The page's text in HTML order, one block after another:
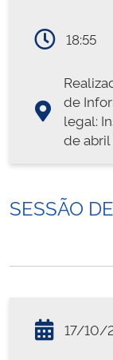
18:55
de
legal:
de
SESSÃO
17/10/